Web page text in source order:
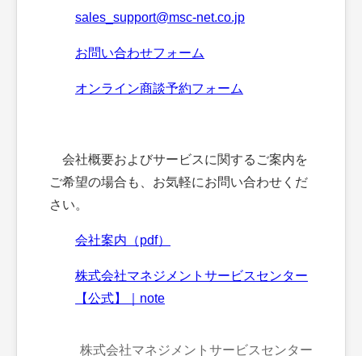
sales_support@msc-net.co.jp
お問い合わせフォーム
オンライン商談予約フォーム
会社概要およびサービスに関するご案内を
ご希望の場合も、お気軽にお問い合わせくだ
さい。
会社案内（pdf）
株式会社マネジメントサービスセンター
【公式】｜note
株式会社マネジメントサービスセンター